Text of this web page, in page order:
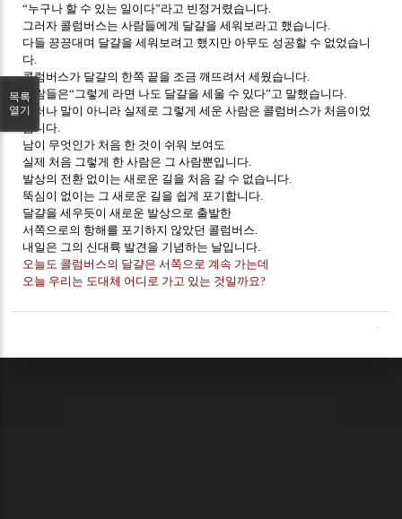
“누구나 할 수 있는 일이다”라고 빈정거렸습니다.
그러자 콜럼버스는 사람들에게 달걀을 세워보라고 했습니다.
다들 끙끙대며 달걀을 세워보려고 했지만 아무도 성공할 수 없었습니
다.
콜럼버스가 달걀의 한쪽 끝을 조금 깨뜨려서 세웠습니다.
사람들은“그렇게 라면 나도 달걀을 세울 수 있다”고 말했습니다.
그러나 말이 아니라 실제로 그렇게 세운 사람은 콜럼버스가 처음이었
습니다.
남이 무엇인가 처음 한 것이 쉬워 보여도
실제 처음 그렇게 한 사람은 그 사람뿐입니다.
발상의 전환 없이는 새로운 길을 처음 갈 수 없습니다.
뚝심이 없이는 그 새로운 길을 쉽게 포기합니다.
달걀을 세우듯이 새로운 발상으로 출발한
서쪽으로의 항해를 포기하지 않았던 콜럼버스.
내일은 그의 신대륙 발견을 기념하는 날입니다.
오늘도 콜럼버스의 달걀은 서쪽으로 계속 가는데
오늘 우리는 도대체 어디로 가고 있는 것일까요?
목록
열기